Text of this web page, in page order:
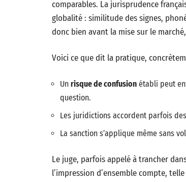
comparables. La jurisprudence
globalité : similitude des signes,
donc bien avant la mise sur le
Voici ce que dit la pratique,
Un risque de confusion établi peut
question.
Les juridictions accordent parfois des
La sanction s’applique même sans
Le juge, parfois appelé à trancher
l’impression d’ensemble compte,